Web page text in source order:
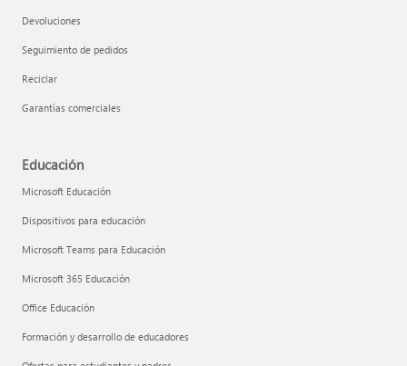
Devoluciones
Seguimiento de pedidos
Reciclar
Garantías comerciales
Educación
Microsoft Educación
Dispositivos para educación
Microsoft Teams para Educación
Microsoft 365 Educación
Office Educación
Formación y desarrollo de educadores